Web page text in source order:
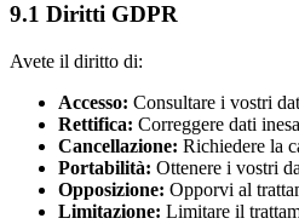
9.1 Diritti GDPR
Avete il diritto di:
Accesso: Consultare i vostri
Rettifica: Correggere dati
Cancellazione: Richiedere la
Portabilità: Ottenere i vostri
Opposizione: Opporvi al
Limitazione: Limitare il